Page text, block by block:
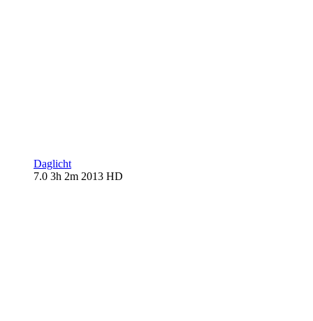
Daglicht
7.0 3h 2m 2013 HD